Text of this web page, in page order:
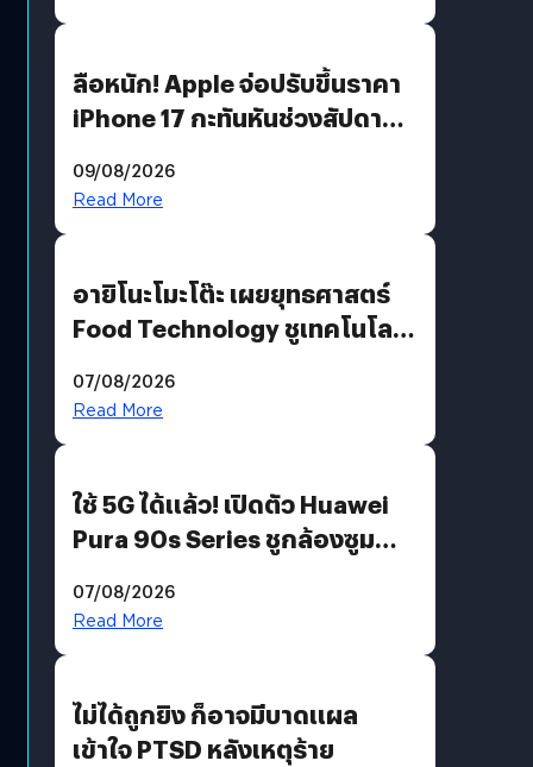
ลือหนัก! Apple จ่อปรับขึ้นราคา
iPhone 17 กะทันหันช่วงสัปดาห์ที่
09/08/2026
Read More
อายิโนะโมะโต๊ะ เผยยุทธศาสตร์
Food Technology ชูเทคโนโลยี
บริโภคและ B2B
07/08/2026
Read More
ใช้ 5G ได้แล้ว! เปิดตัว Huawei
Pura 90s Series ชูกล้องซูม
07/08/2026
Read More
ไม่ได้ถูกยิง ก็อาจมีบาดแผล
เข้าใจ PTSD หลังเหตุร้าย